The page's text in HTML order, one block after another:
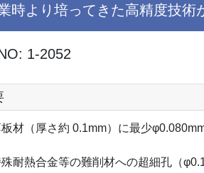
時より培ってきた高精度技術
1-2052
材（厚さ約 0.1mm）に最少
耐熱合金等の難削材への超細孔（